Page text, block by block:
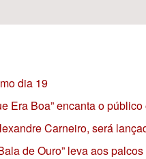
dia 19
Era Boa” encanta o
Carneiro, será
de Ouro” leva aos